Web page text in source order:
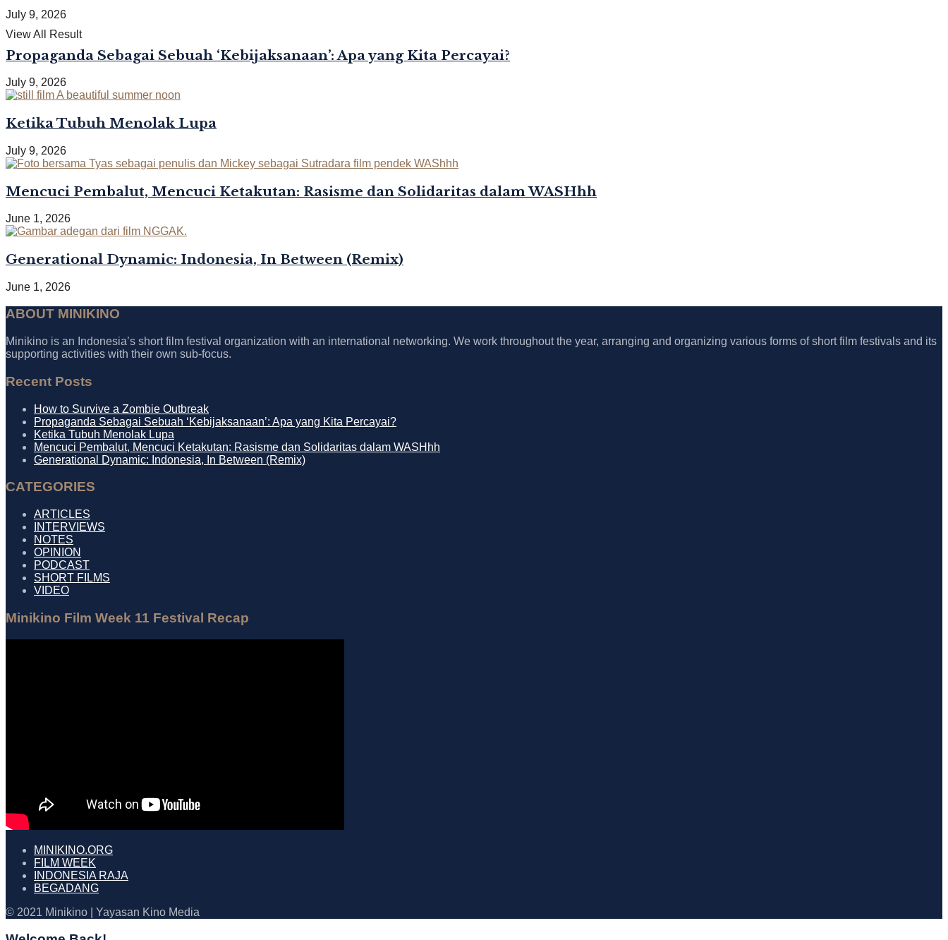
View All Result
July 9, 2026
Propaganda Sebagai Sebuah ‘Kebijaksanaan’: Apa yang Kita Percayai?
July 9, 2026
Ketika Tubuh Menolak Lupa
July 9, 2026
Mencuci Pembalut, Mencuci Ketakutan: Rasisme dan Solidaritas dalam WASHhh
June 1, 2026
Generational Dynamic: Indonesia, In Between (Remix)
June 1, 2026
ABOUT MINIKINO
Minikino is an Indonesia’s short film festival organization with an international networking. We work throughout the year, arranging and organizing various forms of short film festivals and its
supporting activities with their own sub-focus.
Recent Posts
How to Survive a Zombie Outbreak
Propaganda Sebagai Sebuah ‘Kebijaksanaan’: Apa yang Kita Percayai?
Ketika Tubuh Menolak Lupa
Mencuci Pembalut, Mencuci Ketakutan: Rasisme dan Solidaritas dalam WASHhh
Generational Dynamic: Indonesia, In Between (Remix)
CATEGORIES
ARTICLES
INTERVIEWS
NOTES
OPINION
PODCAST
SHORT FILMS
VIDEO
Minikino Film Week 11 Festival Recap
MINIKINO.ORG
FILM WEEK
INDONESIA RAJA
BEGADANG
© 2021 Minikino | Yayasan Kino Media